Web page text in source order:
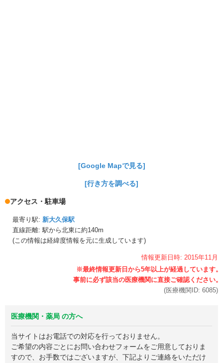
[Google Mapで見る]
[行き方を調べる]
アクセス・駐車場
最寄り駅: 新大久保駅
直線距離: 駅から北東に約140m
(この情報は経緯度情報を元に生成しています)
情報更新日時: 2015年11月
(医療機関ID: 6085)
医療機関・薬局 の方へ
当サイトはお電話での対応を行っておりません。
ご希望の内容ごとにお問い合わせフォームをご用意しておりま
すので、お手数ではございますが、下記よりご連絡をいただけ